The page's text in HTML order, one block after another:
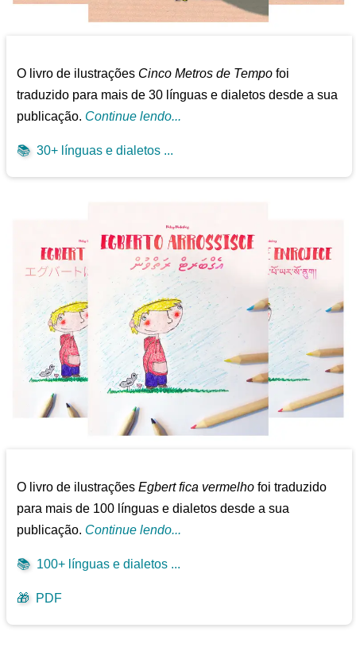
O livro de ilustrações Cinco Metros de Tempo foi
traduzido para mais de 30 línguas e dialetos desde a sua
publicação. Continue lendo...
📚 30+ línguas e dialetos ...
O livro de ilustraçõesEgbert fica vermelho foi traduzido
para mais de 100 línguas e dialetos desde a sua
publicação. Continue lendo...
📚 100+ línguas e dialetos ...
🎁 PDF